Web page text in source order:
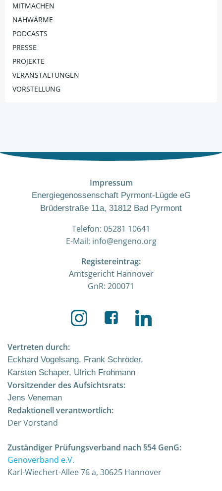
MITMACHEN
NAHWÄRME
PODCASTS
PRESSE
PROJEKTE
VERANSTALTUNGEN
VORSTELLUNG
Impressum
Energiegenossenschaft Pyrmont-Lügde eG
Brüderstraße 11a, 31812 Bad Pyrmont
Telefon: 05281 10641
E-Mail: info@engeno.org
Registereintrag:
Amtsgericht Hannover
GnR: 200071
Vertreten durch:
Eckhard Vogelsang, Frank Schröder,
Karsten Schaper, Ulrich Frohmann
Vorsitzender des Aufsichtsrats:
Jens Veneman
Redaktionell verantwortlich:
Der Vorstand
Zuständiger Prüfungsverband nach §54 GenG:
Genoverband e.V.
Karl-Wiechert-Allee 76 a, 30625 Hannover